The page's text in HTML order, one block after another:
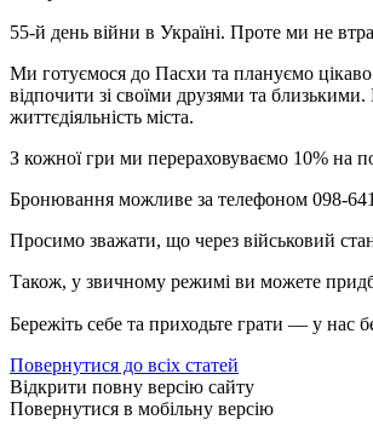
55-й день війни в Україні. Проте ми не
Ми готуємося до Пасхи та плануємо
відпочити зі своїми друзями та
життєдіяльність міста.
З кожної гри ми перераховуваємо 10% на
Бронювання можливе за телефоном 098-
Просимо зважати, що через військовий
Також, у звичному режимі ви можете
Бережіть себе та приходьте грати — у нас
Повернутися до всіх статей
Відкрити повну версію сайту
Повернутися в мобільну версію